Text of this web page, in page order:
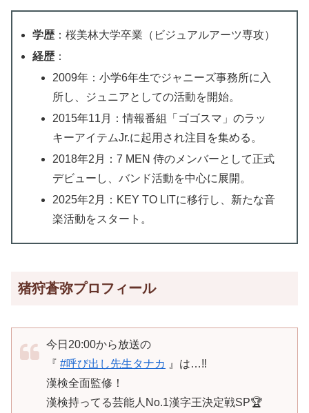
学歴 ：桜美林大学卒業（ビジュアルアーツ専攻）
経歴 ：
2009年：小学6年生でジャニーズ事務所に入
所し、ジュニアとしての活動を開始。
2015年11月：情報番組「ゴゴスマ」のラッ
キーアイテムJr.に起用され注目を集める。
2018年2月：7 MEN 侍のメンバーとして正式
デビューし、バンド活動を中心に展開。
2025年2月：KEY TO LITに移行し、新たな音
楽活動をスタート。
猪狩蒼弥プロフィール
今日20:00から放送の
『 #呼び出し先生タナカ 』は…‼︎
漢検全面監修！
漢検持ってる芸能人No.1漢字王決定戦SP🏆